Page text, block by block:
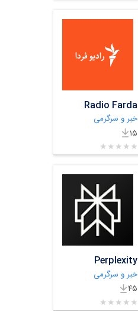
Radio Farda
خبر و سرگرمی
۱۵
★★★★★
★
★
★
★
★
Perplexity
خبر و سرگرمی
۴۵
★★★★★
★
★
★
★
★